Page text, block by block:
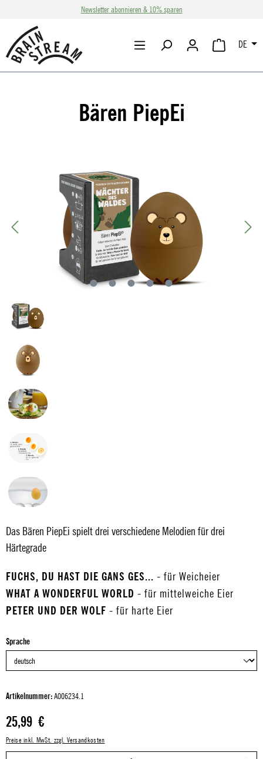
Zum Hauptinhalt springenNewsletter abonnieren & 10% sparen
DE
Bären PiepEi
Bildergalerie überspringen
Das Bären PiepEi spielt drei verschiedene Melodien für drei
Härtegrade
FUCHS, DU HAST DIE GANS GES... - für Weicheier
WHAT A WONDERFUL WORLD - für mittelweiche Eier
PETER UND DER WOLF - für harte Eier
Spracheauswählen
Artikelnummer:A006234.1
Regulärer Preis:
25,99 €
Preise inkl. MwSt. zzgl. Versandkosten